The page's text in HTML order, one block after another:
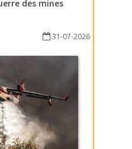
des mines
31-07-2026